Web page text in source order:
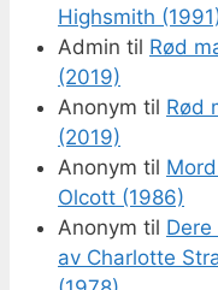
Highsmith
Admin til Rød
(2019)
Anonym til Rød
(2019)
Anonym til
Olcott (1986)
Anonym til
av Charlotte